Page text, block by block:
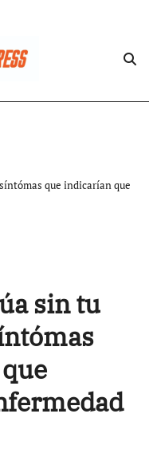
que indicarían que
sin tu